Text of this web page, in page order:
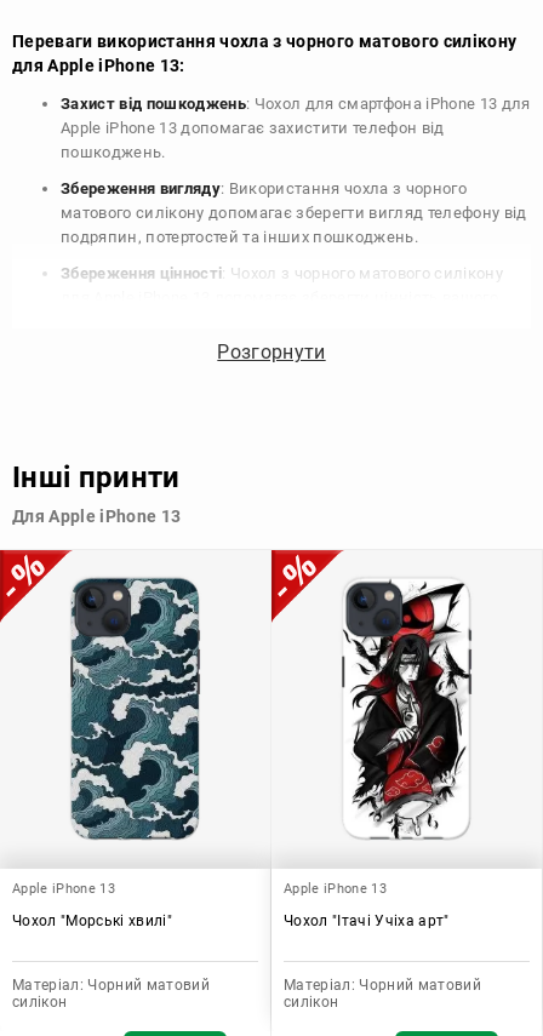
Переваги використання чохла з чорного матового силікону
для Apple iPhone 13:
Захист від пошкоджень: Чохол для смартфона iPhone 13 для
Apple iPhone 13 допомагає захистити телефон від
пошкоджень.
Збереження вигляду: Використання чохла з чорного
матового силікону допомагає зберегти вигляд телефону від
подряпин, потертостей та інших пошкоджень.
Збереження цінності: Чохол з чорного матового силікону
продати свій пристрій в майбутньому.
Узагалі, чохол для телефону - це дуже корисний аксесуар, який
допомагає захистити ваш пристрій, зберегти його цінність і
Розгорнути
Інші принти
Для Apple iPhone 13
Apple iPhone 13
Чохол "Морські хвилі"
Матеріал: Чорний матовий
силікон
Apple iPhone 13
Чохол "Ітачі Учіха арт"
Матеріал: Чорний матовий
силікон